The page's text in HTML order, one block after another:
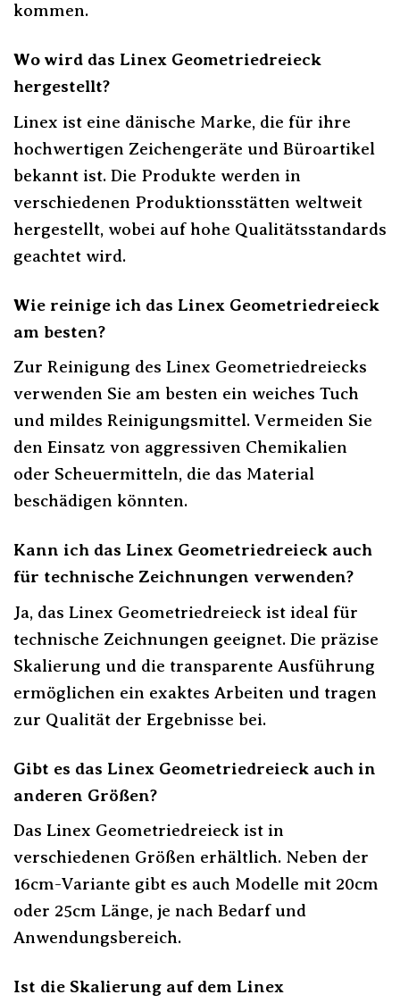
kommen.
Wo wird das Linex Geometriedreieck
hergestellt?
Linex ist eine dänische Marke, die für ihre
hochwertigen Zeichengeräte und Büroartikel
bekannt ist. Die Produkte werden in
verschiedenen Produktionsstätten weltweit
hergestellt, wobei auf hohe Qualitätsstandards
geachtet wird.
Wie reinige ich das Linex Geometriedreieck
am besten?
Zur Reinigung des Linex Geometriedreiecks
verwenden Sie am besten ein weiches Tuch
und mildes Reinigungsmittel. Vermeiden Sie
den Einsatz von aggressiven Chemikalien
oder Scheuermitteln, die das Material
beschädigen könnten.
Kann ich das Linex Geometriedreieck auch
für technische Zeichnungen verwenden?
Ja, das Linex Geometriedreieck ist ideal für
technische Zeichnungen geeignet. Die präzise
Skalierung und die transparente Ausführung
ermöglichen ein exaktes Arbeiten und tragen
zur Qualität der Ergebnisse bei.
Gibt es das Linex Geometriedreieck auch in
anderen Größen?
Das Linex Geometriedreieck ist in
verschiedenen Größen erhältlich. Neben der
16cm-Variante gibt es auch Modelle mit 20cm
oder 25cm Länge, je nach Bedarf und
Anwendungsbereich.
Ist die Skalierung auf dem Linex